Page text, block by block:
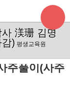
渼珊 김명
) 평생교육원
주풀이(사주